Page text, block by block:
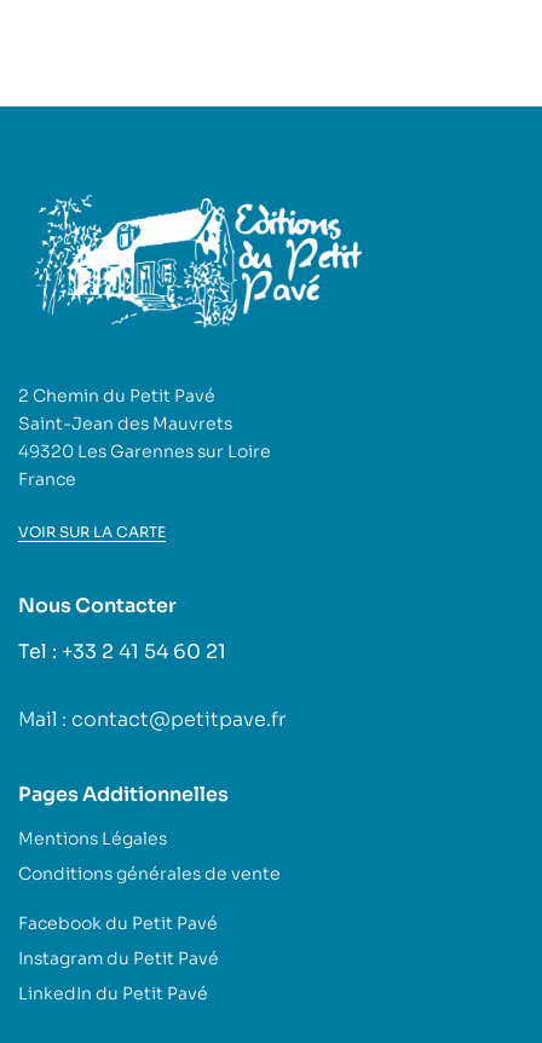
2 Chemin du Petit Pavé
Saint-Jean des Mauvrets
49320 Les Garennes sur Loire
France
VOIR SUR LA CARTE
Nous Contacter
Tel : +33 2 41 54 60 21
Mail : contact@petitpave.fr
Pages Additionnelles
Mentions Légales
Conditions générales de vente
Facebook du Petit Pavé
Instagram du Petit Pavé
LinkedIn du Petit Pavé